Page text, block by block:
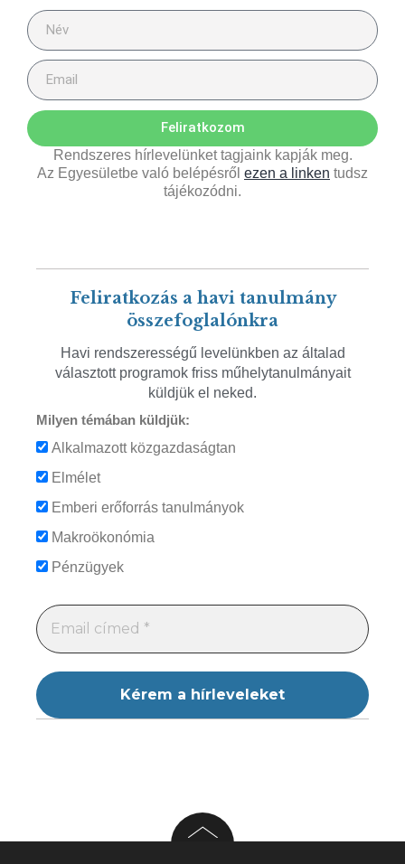
Feliratkozom
Rendszeres hírlevelünket tagjaink kapják meg.
Az Egyesületbe való belépésről ezen a linken tudsz
tájékozódni.
Feliratkozás a havi tanulmány
összefoglalónkra
Havi rendszerességű levelünkben az általad
választott programok friss műhelytanulmányait
küldjük el neked.
Milyen témában küldjük:
Alkalmazott közgazdaságtan
Elmélet
Emberi erőforrás tanulmányok
Makroökonómia
Pénzügyek